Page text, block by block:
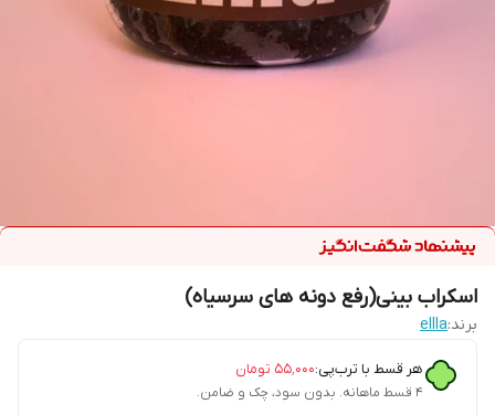
اسکراب بینی(رفع دونه های سرسیاه)
برند:ellla
هر قسط با ترب‌پی:۵۵٬۰۰۰ تومان
۴ قسط ماهانه. بدون سود، چک و ضامن.